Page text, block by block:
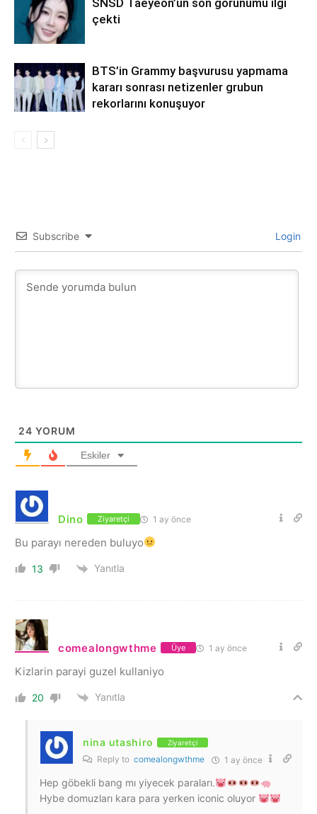
çekti
BTS’in Grammy başvurusu yapmama
kararı sonrası netizenler grubun
rekorlarını konuşuyor
Subscribe Login
24 YORUM
Eskiler
Dino Ziyaretçi 1 ay önce
Bu parayı nereden buluyo
13 Yanıtla
comealongwthme Üye 1 ay önce
Kizlarin parayi guzel kullaniyo
20 Yanıtla
nina utashiro Ziyaretçi
Reply to comealongwthme 1 ay önce
Hep göbekli bang mı yiyecek paraları.
Hybe domuzları kara para yerken iconic oluyor